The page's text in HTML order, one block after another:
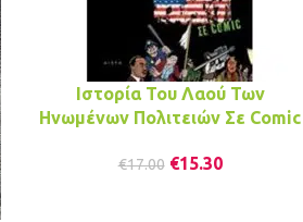
Ιστορία Του Λαού Των
Ηνωμένων Πολιτειών Σε Comic
€17.00 €15.30